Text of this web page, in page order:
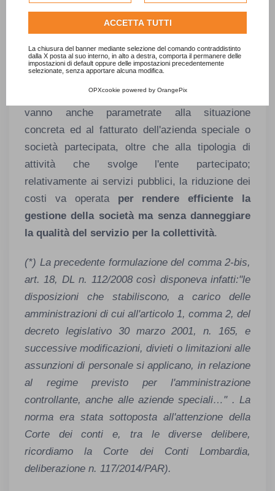
per personalizzare gli annunci pubblicitari. Per ulteriori
informazioni su come Google utilizza i dati raccolti,
politica sulla privacy di Google
Consulta l'informativa cookie completa.
ACCETTA TUTTI
La chiusura del banner mediante selezione del comando contraddistinto
dalla X posta al suo interno, in alto a destra, comporta il permanere delle
impostazioni di default oppure delle impostazioni precedentemente
selezionate, senza apportare alcuna modifica.
OPXcookie powered by OrangePix
Aggiungiamo che, data la natura finalistica della
norma, questa va completata con tutte le altre
norme del sistema che impongono una sana
gestione agli enti locali dei propri organismi
partecipati. Le misure di riduzione dei costi
vanno anche parametrate alla situazione
concreta ed al fatturato dell'azienda speciale o
società partecipata, oltre che alla tipologia di
attività che svolge l'ente partecipato;
relativamente ai servizi pubblici, la riduzione dei
costi va operata per rendere efficiente la
gestione della società ma senza danneggiare
la qualità del servizio per la collettività.
(*) La precedente formulazione del comma 2-bis,
art. 18, DL n. 112/2008 così disponeva infatti:"le
disposizioni che stabiliscono, a carico delle
amministrazioni di cui all'articolo 1, comma 2, del
decreto legislativo 30 marzo 2001, n. 165, e
successive modificazioni, divieti o limitazioni alle
assunzioni di personale si applicano, in relazione
al regime previsto per l'amministrazione
controllante, anche alle aziende speciali…" . La
norma era stata sottoposta all'attenzione della
Corte dei conti e, tra le diverse delibere,
ricordiamo la Corte dei Conti Lombardia,
deliberazione n. 117/2014/PAR).